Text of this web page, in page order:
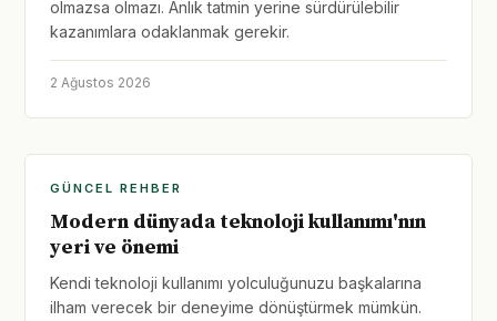
olmazsa olmazı. Anlık tatmin yerine sürdürülebilir
kazanımlara odaklanmak gerekir.
2 Ağustos 2026
GÜNCEL REHBER
Modern dünyada teknoloji kullanımı'nın
yeri ve önemi
Kendi teknoloji kullanımı yolculuğunuzu başkalarına
ilham verecek bir deneyime dönüştürmek mümkün.